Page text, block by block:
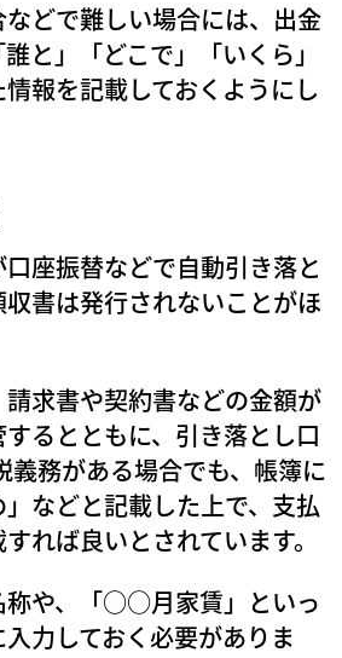
どで難しい場合には、出金
と」「どこで」「いくら」
報を記載しておくようにし
座振替などで自動引き落と
書は発行されないことがほ
求書や契約書などの金額が
るとともに、引き落とし口
義務がある場合でも、帳簿に
」などと記載した上で、支払
れば良いとされています。
称や、「○○月家賃」といっ
力しておく必要がありま